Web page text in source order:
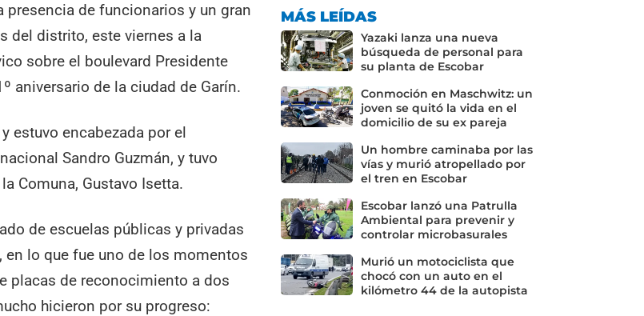
de funcionarios y un gran
del distrito, este viernes a la
sobre el boulevard Presidente
aniversario de la ciudad de Garín.
estuvo encabezada por el
Sandro Guzmán, y tuvo
Comuna, Gustavo Isetta.
de escuelas públicas y privadas
lo que fue uno de los momentos
placas de reconocimiento a dos
hicieron por su progreso:
MÁS LEÍDAS
Yazaki lanza una nueva
búsqueda de personal para
su planta de Escobar
Conmoción en Maschwitz: un
joven se quitó la vida en el
domicilio de su ex pareja
Un hombre caminaba por las
vías y murió atropellado por
el tren en Escobar
Escobar lanzó una Patrulla
Ambiental para prevenir y
controlar microbasurales
Murió un motociclista que
chocó con un auto en el
kilómetro 44 de la autopista